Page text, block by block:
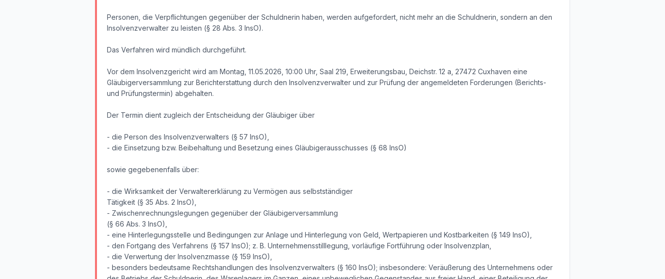
Personen, die Verpflichtungen gegenüber der Schuldnerin haben, werden aufgefordert, nicht mehr an die Schuldnerin, sondern an den
Insolvenzverwalter zu leisten (§ 28 Abs. 3 InsO).
Das Verfahren wird mündlich durchgeführt.
Vor dem Insolvenzgericht wird am Montag, 11.05.2026, 10:00 Uhr, Saal 219, Erweiterungsbau, Deichstr. 12 a, 27472 Cuxhaven eine
Gläubigerversammlung zur Berichterstattung durch den Insolvenzverwalter und zur Prüfung der angemeldeten Forderungen (Berichts-
und Prüfungstermin) abgehalten.
Der Termin dient zugleich der Entscheidung der Gläubiger über
- die Person des Insolvenzverwalters (§ 57 InsO),
- die Einsetzung bzw. Beibehaltung und Besetzung eines Gläubigerausschusses (§ 68 InsO)
sowie gegebenenfalls über:
- die Wirksamkeit der Verwaltererklärung zu Vermögen aus selbstständiger
Tätigkeit (§ 35 Abs. 2 InsO),
- Zwischenrechnungslegungen gegenüber der Gläubigerversammlung
(§ 66 Abs. 3 InsO),
- eine Hinterlegungsstelle und Bedingungen zur Anlage und Hinterlegung von Geld, Wertpapieren und Kostbarkeiten (§ 149 InsO),
- den Fortgang des Verfahrens (§ 157 InsO); z. B. Unternehmensstilllegung, vorläufige Fortführung oder Insolvenzplan,
- die Verwertung der Insolvenzmasse (§ 159 InsO),
- besonders bedeutsame Rechtshandlungen des Insolvenzverwalters (§ 160 InsO); insbesondere: Veräußerung des Unternehmens oder